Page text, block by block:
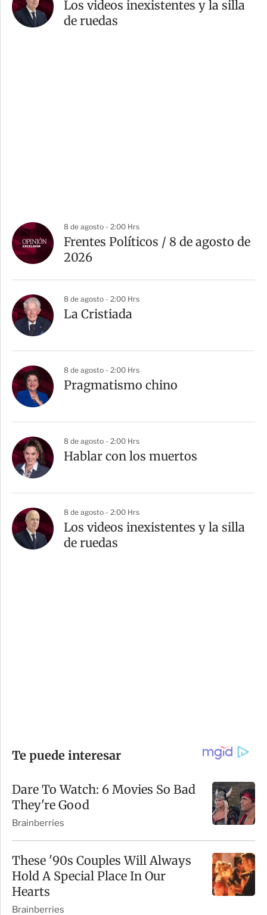
Los videos inexistentes y la silla
de ruedas
8 de agosto - 2:00 Hrs
Frentes Políticos / 8 de agosto de
2026
8 de agosto - 2:00 Hrs
La Cristiada
8 de agosto - 2:00 Hrs
Pragmatismo chino
8 de agosto - 2:00 Hrs
Hablar con los muertos
8 de agosto - 2:00 Hrs
Los videos inexistentes y la silla
de ruedas